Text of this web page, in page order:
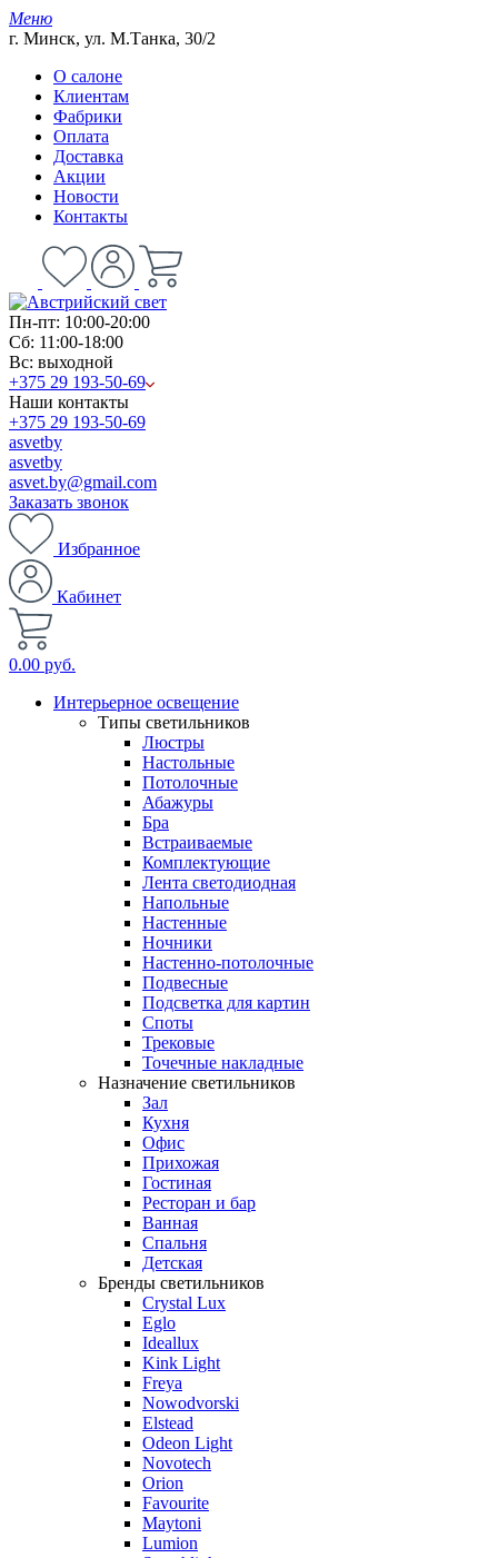
Меню
г. Минск, ул. М.Танка, 30/2
О салоне
Клиентам
Фабрики
Оплата
Доставка
Акции
Новости
Контакты
Пн-пт: 10:00-20:00
Сб: 11:00-18:00
Вс: выходной
+375 29 193-50-69
Наши контакты
+375 29 193-50-69
asvetby
asvetby
asvet.by@gmail.com
Заказать звонок
Избранное
Кабинет
0.00 руб.
Интерьерное освещение
Типы светильников
Люстры
Настольные
Потолочные
Абажуры
Бра
Встраиваемые
Комплектующие
Лента светодиодная
Напольные
Настенные
Ночники
Настенно-потолочные
Подвесные
Подсветка для картин
Споты
Трековые
Точечные накладные
Назначение светильников
Зал
Кухня
Офис
Прихожая
Гостиная
Ресторан и бар
Ванная
Спальня
Детская
Бренды светильников
Crystal Lux
Eglo
Ideallux
Kink Light
Freya
Nowodvorski
Elstead
Odeon Light
Novotech
Orion
Favourite
Maytoni
Lumion